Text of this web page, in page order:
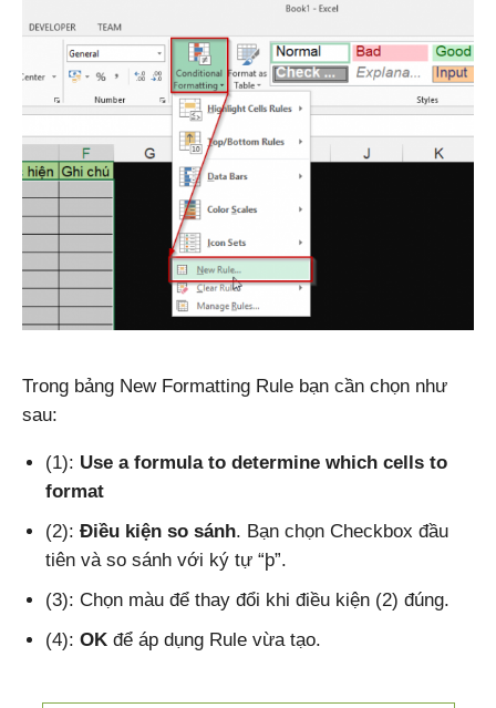
Trong bảng New Formatting Rule bạn cần chọn như
sau:
(1): Use a formula to determine which cells to
format
(2): Điều kiện so sánh. Bạn chọn Checkbox đầu
tiên và so sánh với ký tự “þ”.
(3): Chọn màu để thay đổi khi điều kiện (2) đúng.
(4): OK để áp dụng Rule vừa tạo.